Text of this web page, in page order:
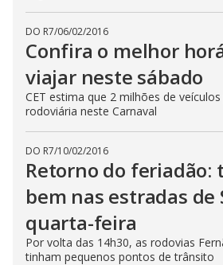
DO R7/06/02/2016
Confira o melhor
viajar neste sábado
CET estima que 2 milhões de
rodoviária neste Carnaval
DO R7/10/02/2016
Retorno do
bem nas estradas de
quarta-feira
Por volta das 14h30, as rodovias
tinham pequenos pontos de trânsito